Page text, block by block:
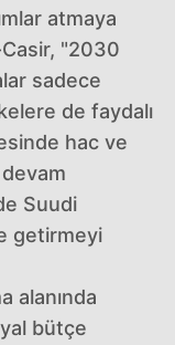
atmaya
"2030
sadece
de faydalı
hac ve
Suudi
getirmeyi
alanında
bütçe